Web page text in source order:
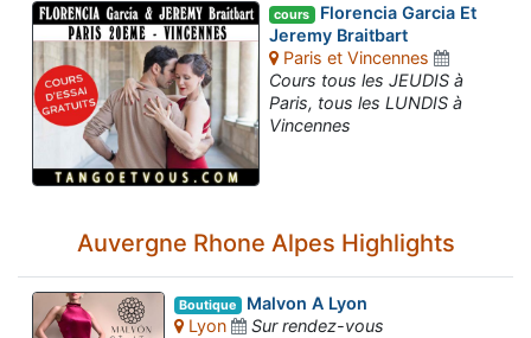
cours Florencia Garcia Et
Jeremy Braitbart
Paris et Vincennes
Cours tous les JEUDIS à
Paris, tous les LUNDIS à
Vincennes
Auvergne Rhone Alpes Highlights
Boutique Malvon A Lyon
Lyon
Sur rendez-vous